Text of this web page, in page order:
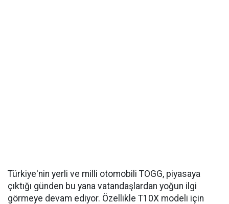
Türkiye'nin yerli ve milli otomobili TOGG, piyasaya
çıktığı günden bu yana vatandaşlardan yoğun ilgi
görmeye devam ediyor. Özellikle T10X modeli için